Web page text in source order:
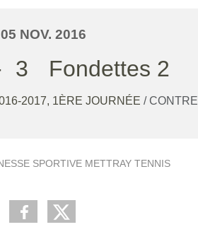
05 NOV. 2016
3 Fondettes 2
2017, 1ÈRE JOURNÉE / CONTRE
SPORTIVE METTRAY TENNIS